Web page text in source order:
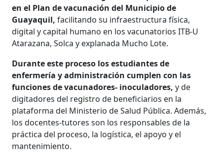
en el Plan de vacunación del Municipio de
Guayaquil, facilitando su infraestructura física,
digital y capital humano en los vacunatorios ITB-U
Atarazana, Solca y explanada Mucho Lote.
Durante este proceso los estudiantes de
enfermería y administración cumplen con las
funciones de vacunadores- inoculadores,y de
digitadores del registro de beneficiarios en la
plataforma del Ministerio de Salud Pública. Además,
los docentes-tutores son los responsables de la
práctica del proceso, la logística, el apoyo y el
mantenimiento.